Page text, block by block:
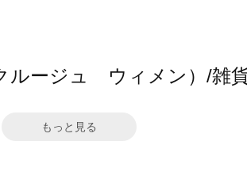
ルージュ ウィメン）/雑
もっと見る